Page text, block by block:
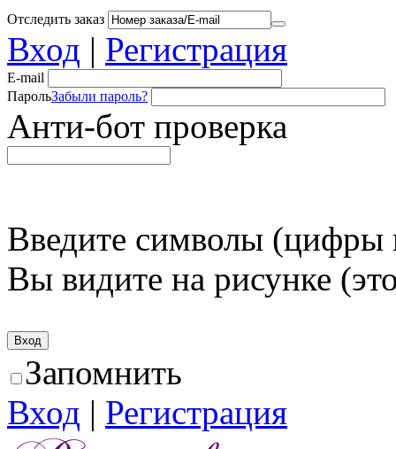
Отследить заказ
Вход | Регистрация
E-mail
ПарольЗабыли пароль?
Анти-бот проверка
Введите символы (цифры
Вы видите на рисунке
Запомнить
Вход | Регистрация